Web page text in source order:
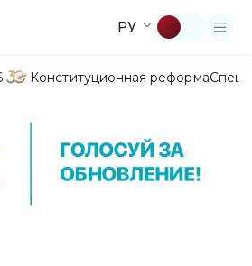
РУ
Конституционная реформа